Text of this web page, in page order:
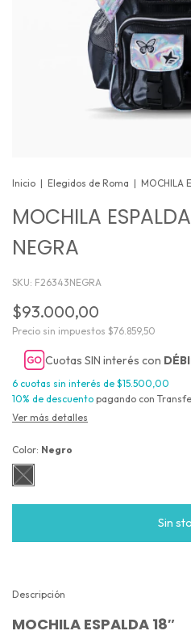
Inicio | Elegidos de Roma | MOCHILA
MOCHILA
NEGRA
SKU: F26343NEGRA
$93.000,00
Precio sin impuestos $76.859,50
Cuotas SIN interés con
6 cuotas sin interés de $15.500,00
10% de descuento pagando con
Ver más detalles
Color: Negro
Descripción
MOCHILA ESPALDA 18″